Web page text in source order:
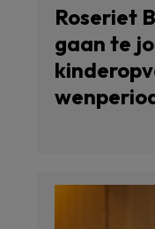
Roseriet
gaan te